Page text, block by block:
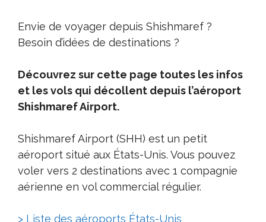
Envie de voyager depuis Shishmaref ?
Besoin d’idées de destinations ?
Découvrez sur cette page toutes les infos
et les vols qui décollent depuis l’aéroport
Shishmaref Airport.
Shishmaref Airport (SHH) est un petit
aéroport situé aux États-Unis. Vous pouvez
voler vers 2 destinations avec 1 compagnie
aérienne en vol commercial régulier.
> Liste des aéroports États-Unis